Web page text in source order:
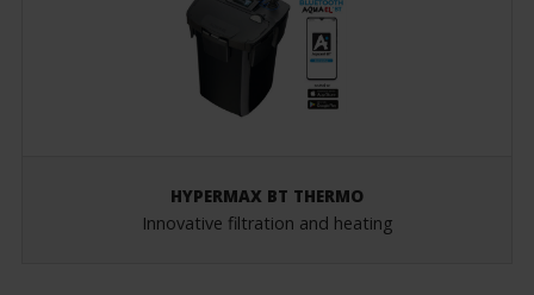
HYPERMAX BT THERMO
Innovative filtration and heating